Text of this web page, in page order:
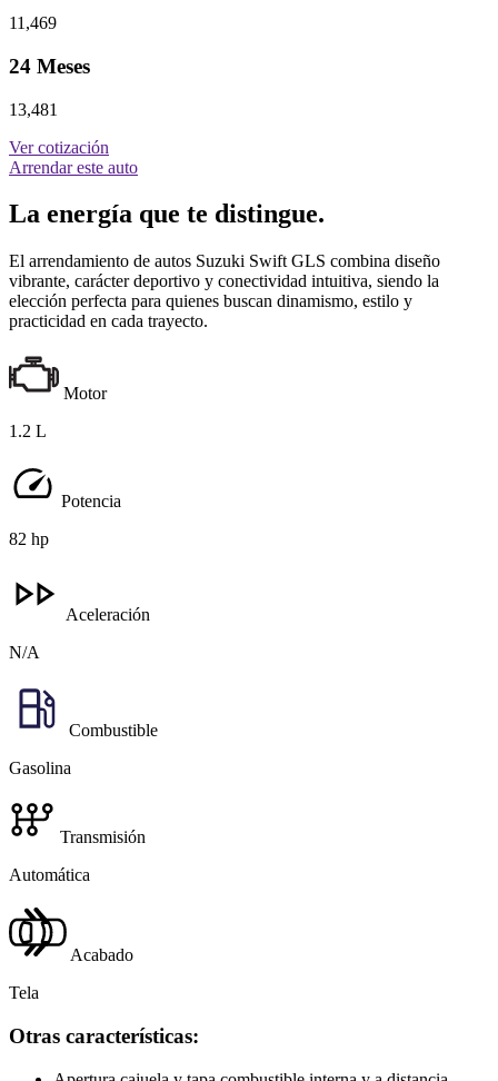
11,469
24 Meses
13,481
Ver cotización
Arrendar este auto
La energía que te distingue.
El arrendamiento de autos Suzuki Swift GLS combina diseño
vibrante, carácter deportivo y conectividad intuitiva, siendo la
elección perfecta para quienes buscan dinamismo, estilo y
practicidad en cada trayecto.
Motor
1.2 L
Potencia
82 hp
Aceleración
N/A
Combustible
Gasolina
Transmisión
Automática
Acabado
Tela
Otras características: